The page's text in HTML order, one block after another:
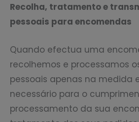
Recolha, tratamento e
pessoais para encomendas
Quando efectua uma
recolhemos e processamos
pessoais apenas na medida
necessário para o
processamento da sua